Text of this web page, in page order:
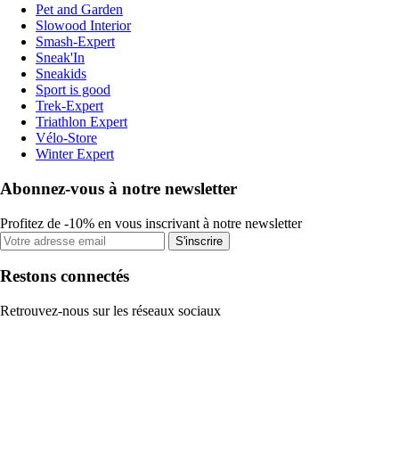
Pet and Garden
Slowood Interior
Smash-Expert
Sneak'In
Sneakids
Sport is good
Trek-Expert
Triathlon Expert
Vélo-Store
Winter Expert
Abonnez-vous à notre newsletter
Profitez de -10% en vous inscrivant à notre newsletter
S'inscrire
Restons connectés
Retrouvez-nous sur les réseaux sociaux